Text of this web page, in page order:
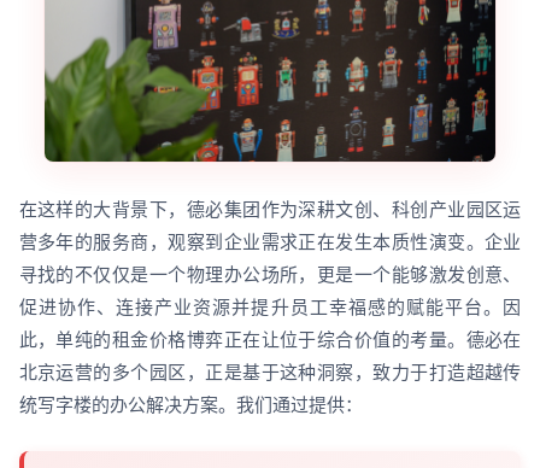
在这样的大背景下，德必集团作为深耕文创、科创产业园区运
营多年的服务商，观察到企业需求正在发生本质性演变。企业
寻找的不仅仅是一个物理办公场所，更是一个能够激发创意、
促进协作、连接产业资源并提升员工幸福感的赋能平台。因
此，单纯的租金价格博弈正在让位于综合价值的考量。德必在
北京运营的多个园区，正是基于这种洞察，致力于打造超越传
统写字楼的办公解决方案。我们通过提供：